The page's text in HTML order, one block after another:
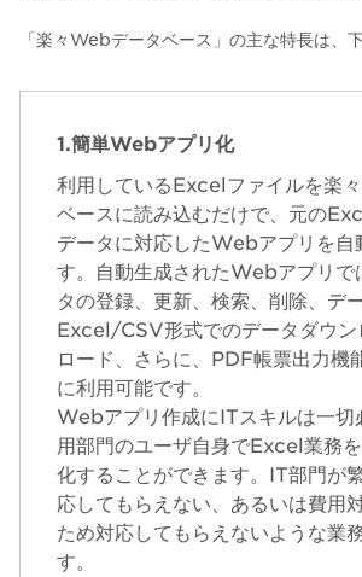
「楽々Webデータベース」の主な特長は、
1.簡単Webアプリ化
利用しているExcelファイルを楽
ベースに読み込むだけで、元の
データに対応したWebアプリを自
す。自動生成されたWebアプリで
タの登録、更新、検索、削除、デ
Excel/CSV形式でのデータダウ
ロード、さらに、PDF帳票出力機
に利用可能です。
Webアプリ作成にITスキルは一切
用部門のユーザ自身でExcel業務
化することができます。IT部門が
応してもらえない、あるいは費用
ため対応してもらえないような業
す。